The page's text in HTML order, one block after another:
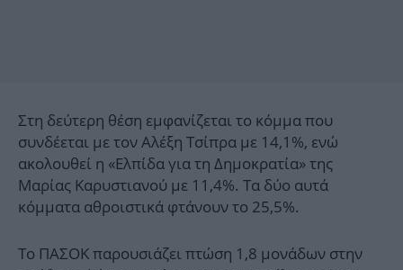
Στη δεύτερη θέση εμφανίζεται το κόμμα που
συνδέεται με τον Αλέξη Τσίπρα με 14,1%, ενώ
ακολουθεί η «Ελπίδα για τη Δημοκρατία» της
Μαρίας Καρυστιανού με 11,4%. Τα δύο αυτά
κόμματα αθροιστικά φτάνουν το 25,5%.
Το ΠΑΣΟΚ παρουσιάζει πτώση 1,8 μονάδων στην